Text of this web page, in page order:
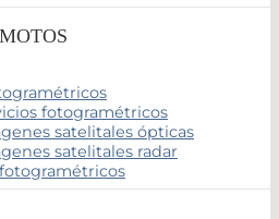
fotogramétricos
satelitales ópticas
satelitales radar